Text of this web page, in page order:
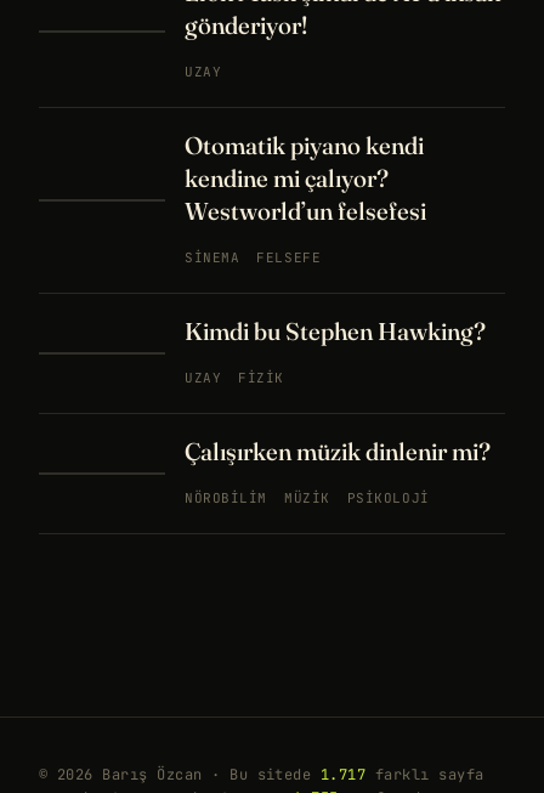
gönderiyor!
UZAY
Otomatik piyano kendi
kendine mi çalıyor?
Westworld’un felsefesi
SINEMA FELSEFE
Kimdi bu Stephen Hawking?
UZAY FIZIK
Çalışırken müzik dinlenir mi?
NÖROBILIM MÜZIK PSIKOLOJI
© 2026 Barış Özcan · Bu sitede 1.717 farklı sayfa